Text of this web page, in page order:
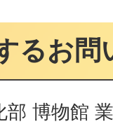
るお問
部 博物館